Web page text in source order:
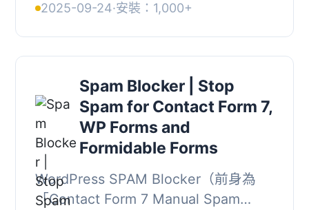
Form 7 表單建立漂亮、響應式的彈出
視窗。可輕鬆自...
2025-09-24·安裝：1,000+
Spam Blocker | Stop
Spam for Contact Form 7,
WP Forms and
Formidable Forms
WordPress SPAM Blocker（前身為
「Contact Form 7 Manual Spam